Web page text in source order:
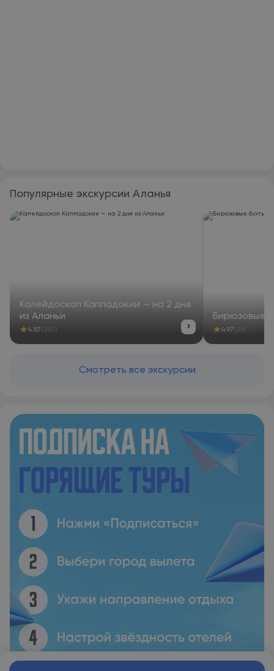
Популярные экскурсии Аланья
Калейдоскоп Каппадокии — на 2 дня
из Аланьи
★4.87 (287) ›
Бирюзовые
★4.97 (29)
Смотреть все экскурсии